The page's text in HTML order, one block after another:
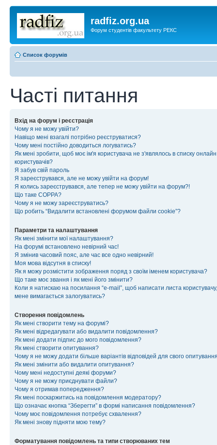
radfiz.org.ua
Форум студентів факультету РЕКС
Список форумів
Часті питання
Вхід на форум і реєстрація
Чому я не можу увійти?
Навіщо мені взагалі потрібно реєструватися?
Чому мені постійно доводиться логуватись?
Як мені зробити, щоб моє ім'я користувача не з'являлось в списку онлайн
користувачів?
Я забув свій пароль
Я зареєструвався, але не можу увійти на форум!
Я колись зареєструвався, але тепер не можу увійти на форум?!
Що таке COPPA?
Чому я не можу зареєструватись?
Що робить “Видалити встановлені форумом файли cookie”?
Параметри та налаштування
Як мені змінити мої налаштування?
На форумі встановлено невірний час!
Я змінив часовий пояс, але час все одно невірний!
Моя мова відсутня в списку!
Як я можу розмістити зображення поряд з своїм іменем користувача?
Що таке моє звання і як мені його змінити?
Коли я натискаю на посилання “e-mail”, щоб написати листа користувачу,
мене вимагається залогуватись?
Створення повідомлень
Як мені створити тему на форумі?
Як мені відредагувати або видалити повідомлення?
Як мені додати підпис до мого повідомлення?
Як мені створити опитування?
Чому я не можу додати більше варіантів відповідей для свого
Як мені змінити або видалити опитування?
Чому мені недоступні деякі форуми?
Чому я не можу приєднувати файли?
Чому я отримав попередження?
Як мені поскаржитись на повідомлення модератору?
Що означає кнопка “Зберегти” в формі написання повідомлення?
Чому моє повідомлення потребує схвалення?
Як мені знову підняти мою тему?
Форматування повідомлень та типи створюваних тем